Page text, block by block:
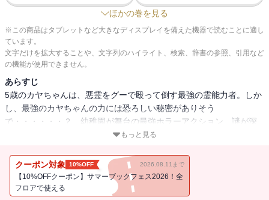
ほかの巻を見る
※この商品はタブレットなど大きなディスプレイを備えた機器で読むことに適し
ています。
文字だけを拡大することや、文字列のハイライト、検索、辞書の参照、引用など
の機能が使用できません。
あらすじ
5歳のカヤちゃんは、悪霊をグーで殴って倒す最強の霊能力者。しか
し、最強のカヤちゃんの力には恐ろしい秘密がありそう
で・・・・・・？ 幼稚園が舞台の最強ホラーアクション、謎が深
もっと見る
クーポン対象 10%OFF 2026.08.11まで
【10%OFFクーポン】サマーブックフェス2026！全
フロアで使える